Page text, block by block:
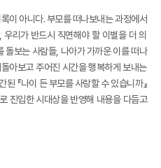
이 아니다. 부모를 떠나보내는 과정에서
리가 반드시 직면해야 할 이별을 더 의
돌보는 사람들, 나아가 가까운 이를 떠나
아보고 주어진 시간을 행복하게 보내는
『나이 든 부모를 사랑할 수 있습니까』
진입한 시대상을 반영해 내용을 다듬고